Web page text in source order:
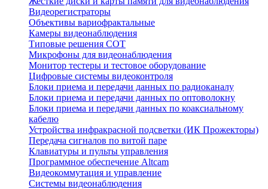
Видеорегистраторы
Объективы вариофрактальные
Камеры видеонаблюдения
Типовые решения СОТ
Микрофоны для видеонаблюдения
Монитор тестеры и тестовое оборудование
Цифровые системы видеоконтроля
Блоки приема и передачи данных по радиоканалу
Блоки приема и передачи данных по оптоволокну
Блоки приема и передачи данных по коаксиальному
кабелю
Устройства инфракрасной подсветки (ИК Прожекторы)
Передача сигналов по витой паре
Клавиатуры и пульты управления
Программное обеспечение Altcam
Видеокоммутация и управление
Системы видеонаблюдения